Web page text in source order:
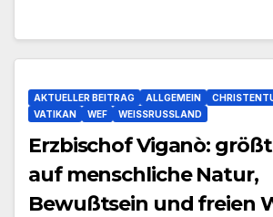
AKTUELLER BEITRAG ALLGEMEIN
VATIKAN
WEF WEISSRUSSLAND
Erzbischof Viganò:
auf menschliche Natur,
Bewußtsein und freien